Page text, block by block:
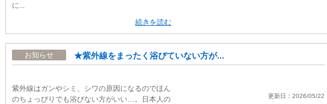
に...
続きを読む
お知らせ ★紫外線をまったく浴びていない方が...
紫外線はガンやシミ、シワの原因になるのでほん
のちょっぴりでも浴びない方がいい…。日本人の
更新日：2026/05/22